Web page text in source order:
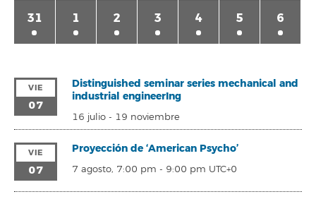
31 1 2 3 4 5 6
VIE
07
Distinguished seminar series mechanical and
industrial engineerIng
16 julio- 19 noviembre
VIE
07
Proyección de ‘American Psycho’
7 agosto, 7:00 pm - 9:00 pm UTC+0